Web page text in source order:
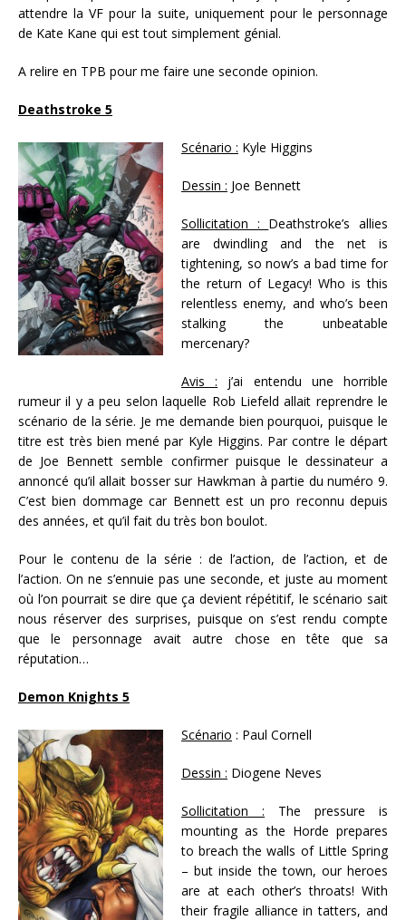
attendre la VF pour la suite, uniquement pour le personnage
de Kate Kane qui est tout simplement génial.
A relire en TPB pour me faire une seconde opinion.
Deathstroke 5
Scénario : Kyle Higgins
Dessin : Joe Bennett
Sollicitation : Deathstroke’s allies
are dwindling and the net is
tightening, so now’s a bad time for
the return of Legacy! Who is this
relentless enemy, and who’s been
stalking the unbeatable
mercenary?
Avis : j’ai entendu une horrible
rumeur il y a peu selon laquelle Rob Liefeld allait reprendre le
scénario de la série. Je me demande bien pourquoi, puisque le
titre est très bien mené par Kyle Higgins. Par contre le départ
de Joe Bennett semble confirmer puisque le dessinateur a
annoncé qu’il allait bosser sur Hawkman à partie du numéro 9.
C’est bien dommage car Bennett est un pro reconnu depuis
des années, et qu’il fait du très bon boulot.
Pour le contenu de la série : de l’action, de l’action, et de
l’action. On ne s’ennuie pas une seconde, et juste au moment
où l’on pourrait se dire que ça devient répétitif, le scénario sait
nous réserver des surprises, puisque on s’est rendu compte
que le personnage avait autre chose en tête que sa
réputation…
Demon Knights 5
Scénario : Paul Cornell
Dessin : Diogene Neves
Sollicitation : The pressure is
mounting as the Horde prepares
to breach the walls of Little Spring
– but inside the town, our heroes
are at each other’s throats! With
their fragile alliance in tatters, and